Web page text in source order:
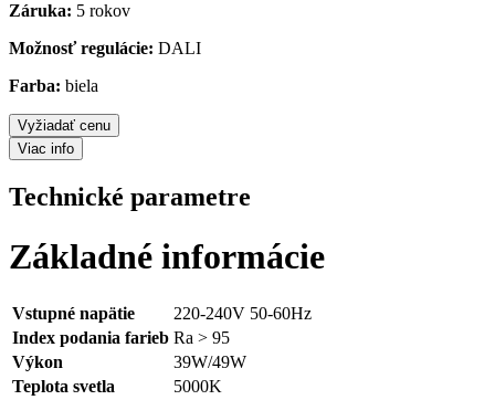
Záruka: 5 rokov
Možnosť regulácie: DALI
Farba: biela
Vyžiadať cenu
Viac info
Technické parametre
Základné informácie
Vstupné napätie
220-240V 50-60Hz
Index podania farieb Ra > 95
Výkon
39W/49W
Teplota svetla
5000K